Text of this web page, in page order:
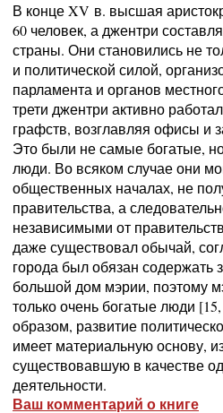
В конце XV в. высшая
60 человек, а джентри
страны. Они становились не
и политической силой,
парламента и органов
трети джентри активно
графств, возглавляя офисы и
Это были не самые богатые,
люди. Во всяком случае они
общественных началах, не
правительства, а
независимыми от
даже существовал обычай,
города был обязан содержать
большой дом мэрии, поэтому
только очень богатые люди
образом, развитие
имеет материальную основу,
существовавшую в качестве
деятельности.
Ваш комментарий о книге